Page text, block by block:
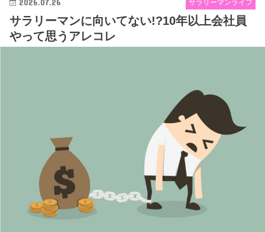
サラリーマンライフ
サラリーマンに向いてない!?10年以上会社員
やって思うアレコレ